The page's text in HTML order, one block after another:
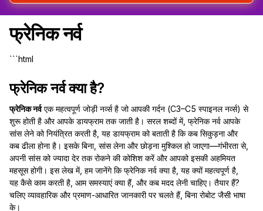
फ्रेनिक नर्व
```html
फ्रेनिक नर्व क्या है?
फ्रेनिक नर्वएक महत्वपूर्ण जोड़ी नर्व्स है जो आपकी गर्दन (C3–C5 स्पाइनल नर्व्स) से
शुरू होती है और आपके डायफ्राम तक जाती है। सरल शब्दों में, फ्रेनिक नर्व आपके
सांस लेने को नियंत्रित करती है, यह डायफ्राम को बताती है कि कब सिकुड़ना और
कब ढीला होना है। इसके बिना, सांस लेना और छोड़ना मुश्किल हो जाएगा—गंभीरता से,
अपनी सांस को ज्यादा देर तक रोकने की कोशिश करें और आपको इसकी अहमियत
महसूस होगी। इस लेख में, हम जानेंगे कि फ्रेनिक नर्व क्या है, यह क्यों महत्वपूर्ण है,
यह कैसे काम करती है, आम समस्याएं क्या हैं, और कब मदद लेनी चाहिए। तैयार हैं?
चलिए व्यावहारिक और प्रमाण-आधारित जानकारी पर चलते हैं, बिना रोबोट जैसी भाषा
के।